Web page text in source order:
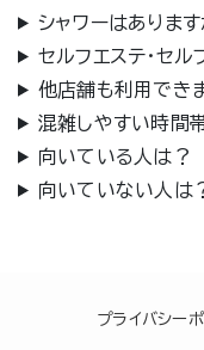
シャワーはあります
セルフエステ・セ
他店舗も利用でき
混雑しやすい時間
向いている人は？
向いていない人は
プライバシー